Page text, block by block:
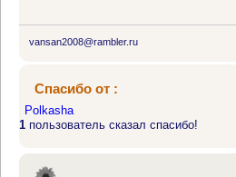
vansan2008@rambler.ru
Спасибо от :
Polkasha
1 пользователь сказал спасибо!